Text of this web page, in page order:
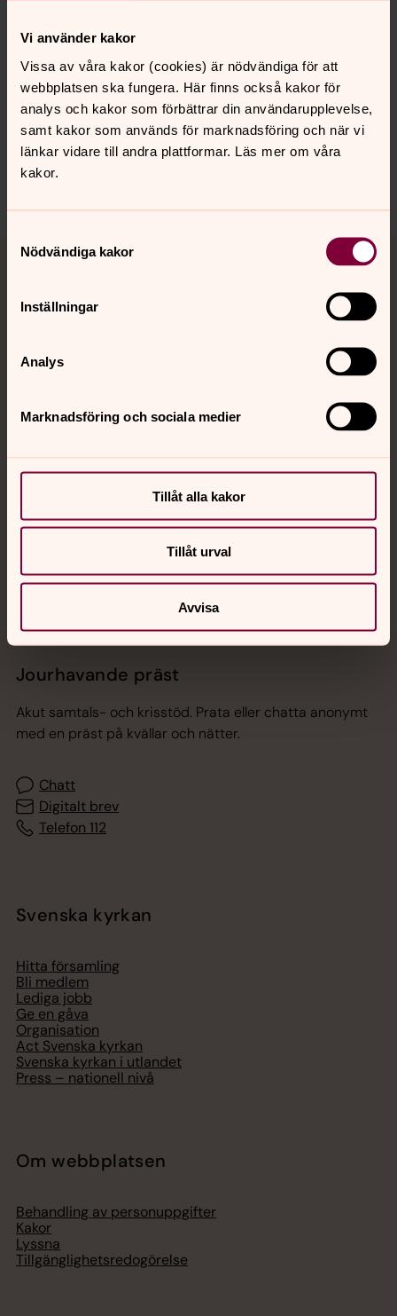
Vi använder kakor
Vissa av våra kakor (cookies) är nödvändiga för att
webbplatsen ska fungera. Här finns också kakor för
analys och kakor som förbättrar din användarupplevelse,
samt kakor som används för marknadsföring och när vi
länkar vidare till andra plattformar. Läs mer om våra
kakor.
Nödvändiga kakor
Inställningar
Analys
Marknadsföring och sociala medier
Tillåt alla kakor
Tillåt urval
Avvisa
Senast ändrad 22 maj 2023
Synpunkter eller frågor på sidans
innehåll?
vallentuna.forsamling@svenskakyrkan.se
Dela
Tillbaka till toppen
Tillbaka till innehållet
Hitta snabbt
Sociala kanaler
Jourhavande präst
Akut samtals- och krisstöd. Prata eller chatta anonymt
med en präst på kvällar och nätter.
Chatt
Digitalt brev
Telefon 112
Svenska kyrkan
Hitta församling
Bli medlem
Lediga jobb
Ge en gåva
Organisation
Act Svenska kyrkan
Svenska kyrkan i utlandet
Press – nationell nivå
Om webbplatsen
Behandling av personuppgifter
Kakor
Lyssna
Tillgänglighetsredogörelse